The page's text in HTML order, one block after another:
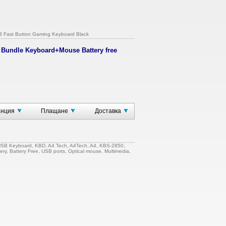
Fast Button Gaming Keyboard Black
Bundle Keyboard+Mouse Battery free
Плащане Доставка
Keyboard KBD A4 Tech A4Tech A4 KBS-2850
, Battery Free USB ports Optical mouse Multimedia